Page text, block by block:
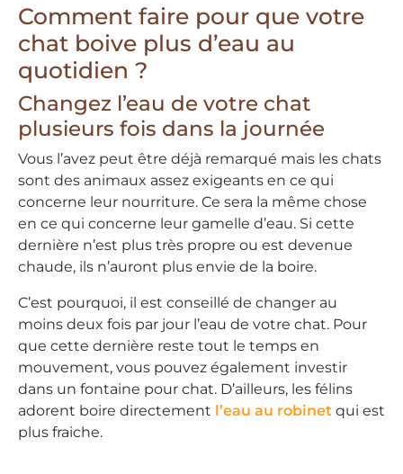
Comment faire pour que votre
chat boive plus d’eau au
quotidien ?
Changez l’eau de votre chat
plusieurs fois dans la journée
Vous l’avez peut être déjà remarqué mais les chats
sont des animaux assez exigeants en ce qui
concerne leur nourriture. Ce sera la même chose
en ce qui concerne leur gamelle d’eau. Si cette
dernière n’est plus très propre ou est devenue
chaude, ils n’auront plus envie de la boire.
C’est pourquoi, il est conseillé de changer au
moins deux fois par jour l’eau de votre chat. Pour
que cette dernière reste tout le temps en
mouvement, vous pouvez également investir
dans un fontaine pour chat. D’ailleurs, les félins
adorent boire directement l’eau au robinet qui est
plus fraiche.